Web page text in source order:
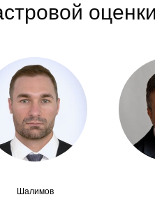
Шалимов